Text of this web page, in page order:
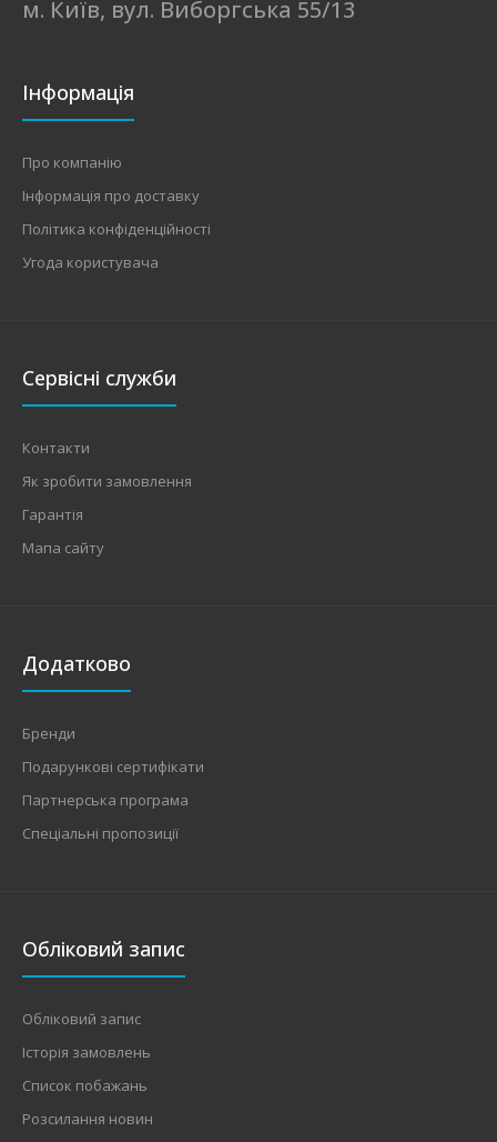
м. Київ, вул. Виборгська 55/13
Інформація
Про компанію
Інформація про доставку
Політика конфіденційності
Угода користувача
Сервісні служби
Контакти
Як зробити замовлення
Гарантія
Мапа сайту
Додатково
Бренди
Подарункові сертифікати
Партнерська програма
Спеціальні пропозиції
Обліковий запис
Обліковий запис
Історія замовлень
Список побажань
Розсилання новин